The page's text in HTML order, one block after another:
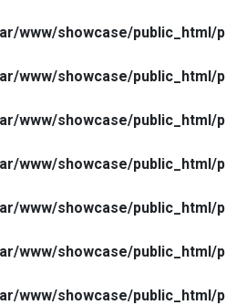
www/showcase/public_html/
www/showcase/public_html/
www/showcase/public_html/
www/showcase/public_html/
www/showcase/public_html/
www/showcase/public_html/
www/showcase/public_html/